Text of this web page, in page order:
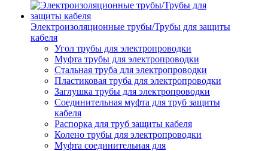
Электроизоляционные трубы/Трубы для защиты
кабеля
Угол трубы для электропроводки
Муфта трубы для электропроводки
Стальная труба для электропроводки
Пластиковая труба для электропроводки
Заглушка трубы для электропроводки
Соединительная муфта для труб защиты
кабеля
Распорка для труб защиты кабеля
Колено трубы для электропроводки
Муфта соединительная для